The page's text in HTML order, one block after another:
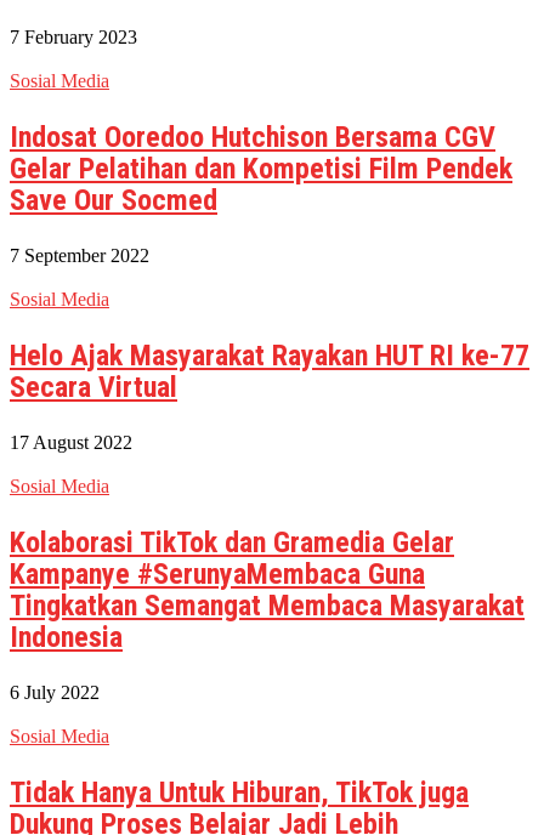
7 February 2023
Sosial Media
Indosat Ooredoo Hutchison Bersama CGV
Gelar Pelatihan dan Kompetisi Film Pendek
Save Our Socmed
7 September 2022
Sosial Media
Helo Ajak Masyarakat Rayakan HUT RI ke-77
Secara Virtual
17 August 2022
Sosial Media
Kolaborasi TikTok dan Gramedia Gelar
Kampanye #SerunyaMembaca Guna
Tingkatkan Semangat Membaca Masyarakat
Indonesia
6 July 2022
Sosial Media
Tidak Hanya Untuk Hiburan, TikTok juga
Dukung Proses Belajar Jadi Lebih